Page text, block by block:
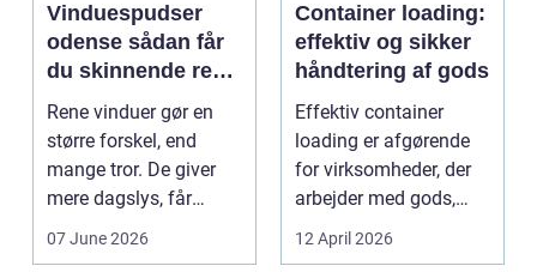
Vinduespudser
odense sådan får
du skinnende rene
ruder året rundt
Rene vinduer gør en
større forskel, end
mange tror. De giver
mere dagslys, får
boligen eller virksom...
07 June 2026
Container loading:
effektiv og sikker
håndtering af gods
Effektiv container
loading er afgørende
for virksomheder, der
arbejder med gods,
skrot eller ...
12 April 2026